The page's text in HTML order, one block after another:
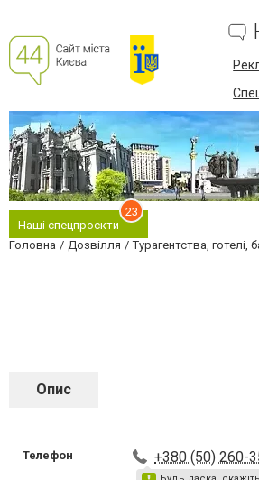
Наші спецпроєкти
23
Головна Дозвілля Турагентства, готелі,
Опис
Телефон +380 (50) 260-